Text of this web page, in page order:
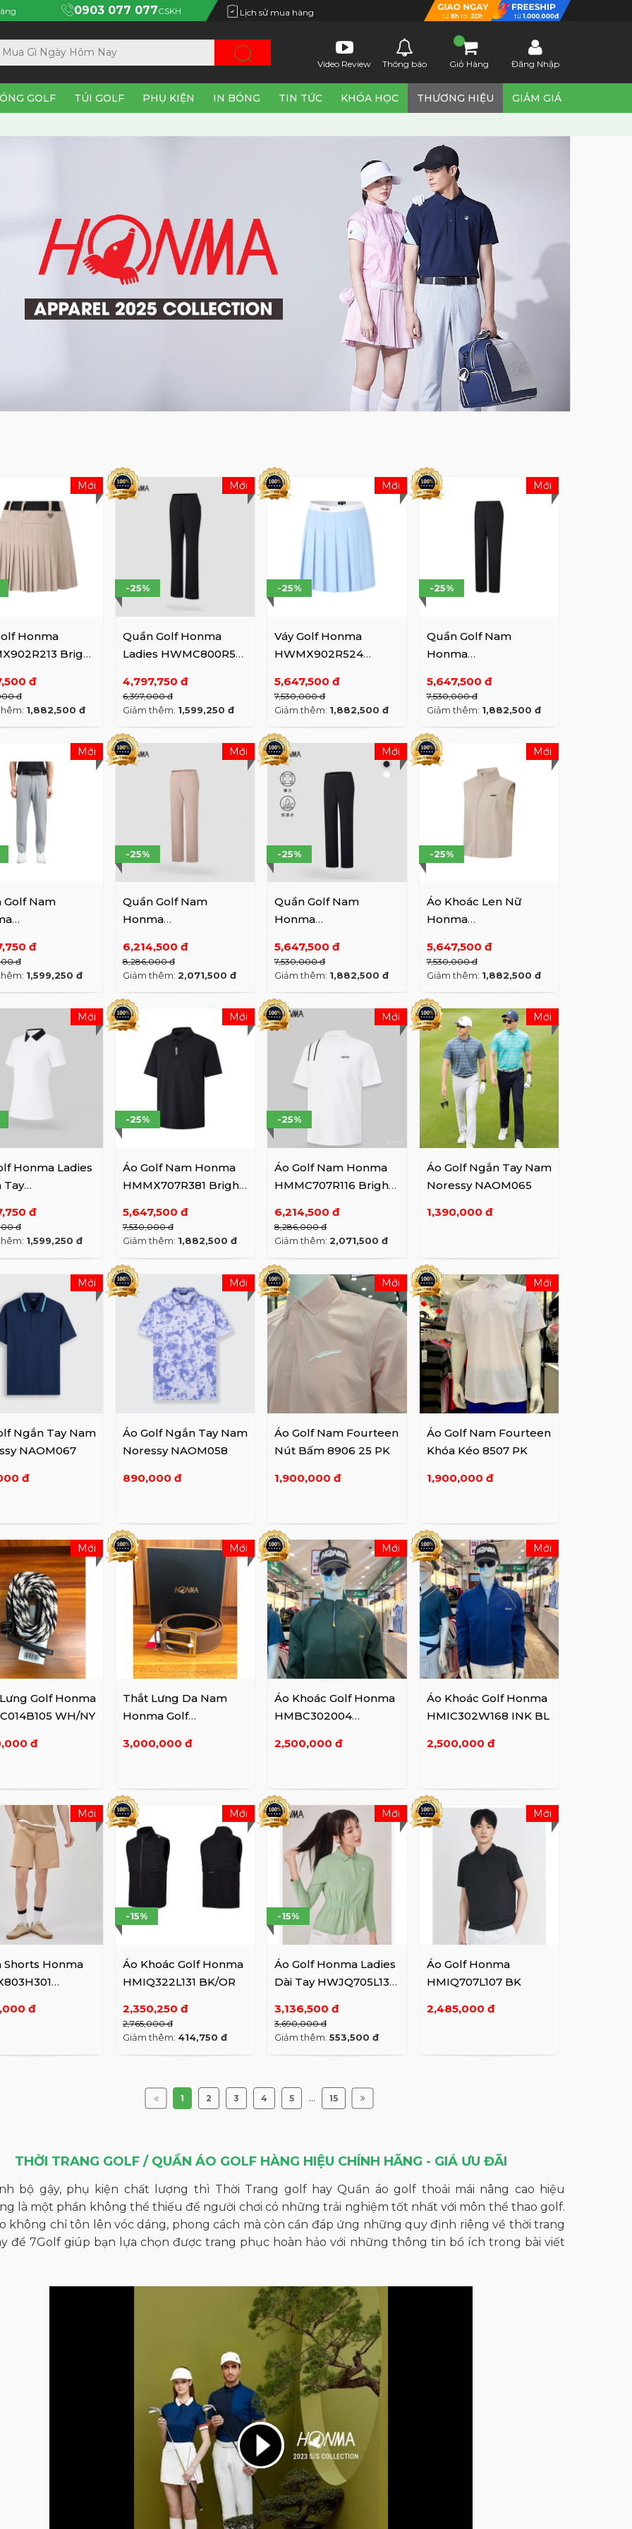
0903 077 077CSKH Lịch sử mua hàng
Video Review Thông báo Giỏ Hàng Đăng Nhập
GOLF TÚI GOLF PHỤ KIỆN IN BÓNG TIN TỨC KHÓA HỌC THƯƠNG HIỆU GIẢM GIÁ
Honma
Bright
đ
đ
1,882,500 đ
Mới
Quần Golf Honma
Ladies HWMC800R581
Beauty
4,797,750 đ
6,397,000 đ
-25%
Giảm thêm: 1,599,250 đ
Mới
Váy Golf Honma
HWMX902R524
Blue
5,647,500 đ
7,530,000 đ
-25%
Giảm thêm: 1,882,500 đ
Mới
Quần Golf Nam
Honma
Cashmere Blue / BK
Beauty
5,647,500 đ
7,530,000 đ
-25%
Giảm thêm: 1,882,500 đ
Mới
Golf Nam
/ LD Grey
đ
đ
1,599,250 đ
Mới
Quần Golf Nam
Honma
Fossil
6,214,500 đ
8,286,000 đ
-25%
Giảm thêm: 2,071,500 đ
Mới
Quần Golf Nam
Honma
5,647,500 đ
7,530,000 đ
-25%
Giảm thêm: 1,882,500 đ
Mới
Áo Khoác Len Nữ
Honma
5,647,500 đ
7,530,000 đ
-25%
Giảm thêm: 1,882,500 đ
Mới
Honma Ladies
Tay
đ
đ
1,599,250 đ
Mới
Áo Golf Nam Honma
HMMX707R381 Bright
5,647,500 đ
7,530,000 đ
-25%
Giảm thêm: 1,882,500 đ
Mới
Áo Golf Nam Honma
HMMC707R116 Bright
6,214,500 đ
8,286,000 đ
-25%
Giảm thêm:2,071,500 đ
Mới
Áo Golf Ngắn Tay Nam
Noressy NAOM065
1,390,000 đ
Mới
Ngắn Tay Nam
NAOM067
đ
Mới
Áo Golf Ngắn Tay Nam
Noressy NAOM058
890,000 đ
Mới
Áo Golf Nam Fourteen
Nút Bấm 8906 25 PK
1,900,000 đ
Mới
Áo Golf Nam Fourteen
Khóa Kéo 8507 PK
1,900,000 đ
Mới
Golf Honma
WH/NY
đ
Mới
Thắt Lưng Da Nam
Honma Golf
(110cm)
3,000,000 đ
Mới
Áo Khoác Golf Honma
HMBC302004
2,500,000 đ
Mới
Áo Khoác Golf Honma
HMIC302W168 INK BL
2,500,000 đ
Mới
Shorts Honma
đ
Mới
Áo Khoác Golf Honma
HMIQ322L131 BK/OR
2,350,250 đ
2,765,000 đ
-15%
Giảm thêm: 414,750 đ
Mới
Áo Golf Honma Ladies
Dài Tay HWJQ705L137
3,136,500 đ
3,690,000 đ
-15%
Giảm thêm:553,500 đ
Mới
Áo Golf Honma
HMIQ707L107 BK
2,485,000 đ
Mới
1 2 3 4 5 ... 15
THỜI TRANG GOLF / QUẦN ÁO GOLF HÀNG HIỆU CHÍNH HÃNG - GIÁ ƯU ĐÃI
bộ gậy, phụ kiện chất lượng thì Thời Trang golf hay Quần áo golf thoải mái nâng cao hiệu
là một phần không thể thiếu để người chơi có những trải nghiệm tốt nhất với môn thể thao golf.
không chỉ tôn lên vóc dáng, phong cách mà còn cần đáp ứng những quy định riêng về thời trang
để 7Golf giúp bạn lựa chọn được trang phục hoàn hảo với những thông tin bổ ích trong bài viết